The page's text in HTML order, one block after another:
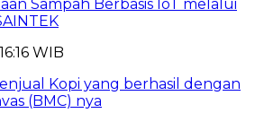
Sampah Berbasis IoT melalui
WIB
Kopi yang berhasil dengan
(BMC) nya